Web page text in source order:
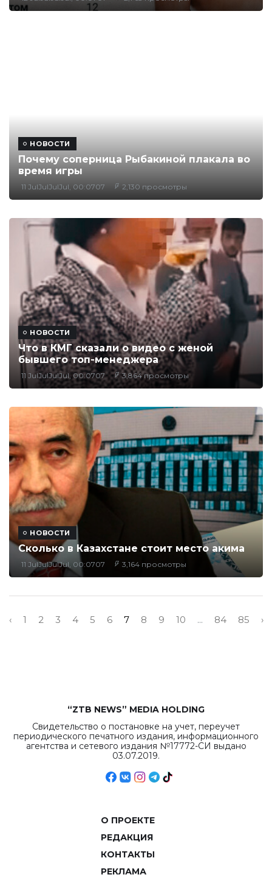
НОВОСТИ
Почему соперница Рыбакиной плакала во
время игры
11 JulJulJulJul, 00:0707 2,130 просмотры
НОВОСТИ
Что в КМГ сказали о видео с женой
бывшего топ-менеджера
11 JulJulJulJul, 00:0707 3,864 просмотры
НОВОСТИ
Сколько в Казахстане стоит место акима
11 JulJulJulJul, 00:0707 3,164 просмотры
‹ 1 2 3 4 5 6 7 8 9 10 ... 84 85 ›
“ZTB NEWS” MEDIA HOLDING
Свидетельство о постановке на учет, переучет
периодического печатного издания, информационного
агентства и сетевого издания №17772-СИ выдано
03.07.2019.
О ПРОЕКТЕ
РЕДАКЦИЯ
КОНТАКТЫ
РЕКЛАМА